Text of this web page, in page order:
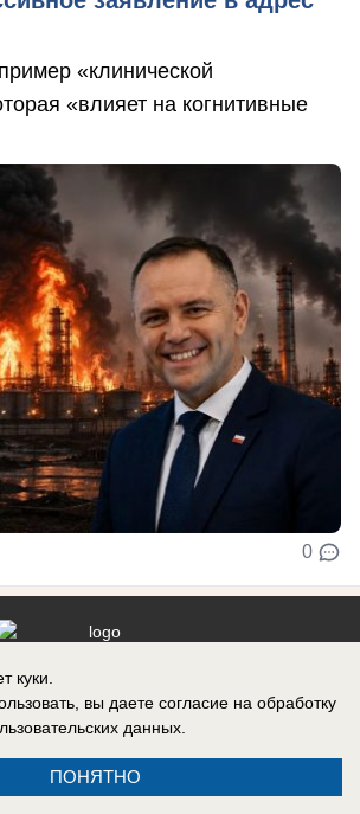
«клинической
«влияет на когнитивные
0
Реклама на сайте
Контакты
куки.
вы даете согласие на обработку
данных.
ПОНЯТНО